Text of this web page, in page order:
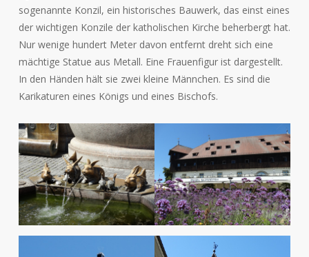
sogenannte Konzil, ein historisches Bauwerk, das einst eines
der wichtigen Konzile der katholischen Kirche beherbergt hat.
Nur wenige hundert Meter davon entfernt dreht sich eine
mächtige Statue aus Metall. Eine Frauenfigur ist dargestellt.
In den Händen hält sie zwei kleine Männchen. Es sind die
Karikaturen eines Königs und eines Bischofs.